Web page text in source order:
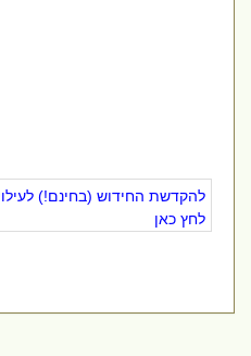
להקדשת החידוש (בחינם!)
לחץ כאן